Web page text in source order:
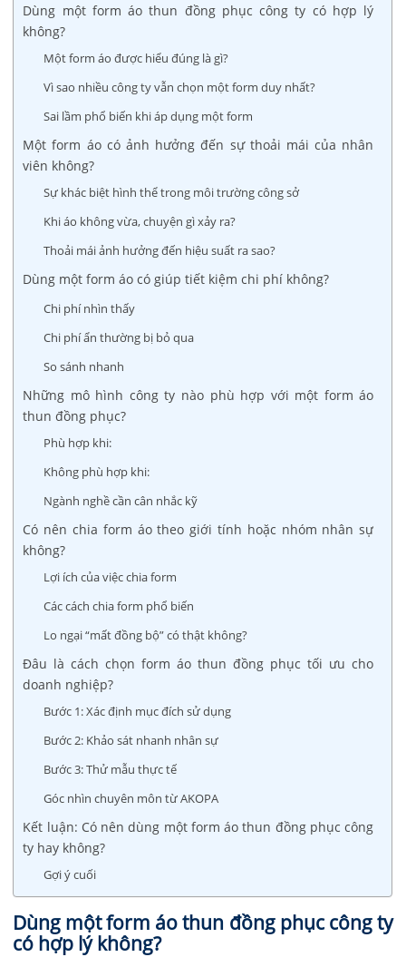
Dùng một form áo thun đồng phục công ty có hợp lý
không?
Một form áo được hiểu đúng là gì?
Vì sao nhiều công ty vẫn chọn một form duy nhất?
Sai lầm phổ biến khi áp dụng một form
Một form áo có ảnh hưởng đến sự thoải mái của nhân
viên không?
Sự khác biệt hình thể trong môi trường công sở
Khi áo không vừa, chuyện gì xảy ra?
Thoải mái ảnh hưởng đến hiệu suất ra sao?
Dùng một form áo có giúp tiết kiệm chi phí không?
Chi phí nhìn thấy
Chi phí ẩn thường bị bỏ qua
So sánh nhanh
Những mô hình công ty nào phù hợp với một form áo
thun đồng phục?
Phù hợp khi:
Không phù hợp khi:
Ngành nghề cần cân nhắc kỹ
Có nên chia form áo theo giới tính hoặc nhóm nhân sự
không?
Lợi ích của việc chia form
Các cách chia form phổ biến
Lo ngại “mất đồng bộ” có thật không?
Đâu là cách chọn form áo thun đồng phục tối ưu cho
doanh nghiệp?
Bước 1: Xác định mục đích sử dụng
Bước 2: Khảo sát nhanh nhân sự
Bước 3: Thử mẫu thực tế
Góc nhìn chuyên môn từ AKOPA
Kết luận: Có nên dùng một form áo thun đồng phục công
ty hay không?
Gợi ý cuối
Dùng một form áo thun đồng phục công ty
có hợp lý không?